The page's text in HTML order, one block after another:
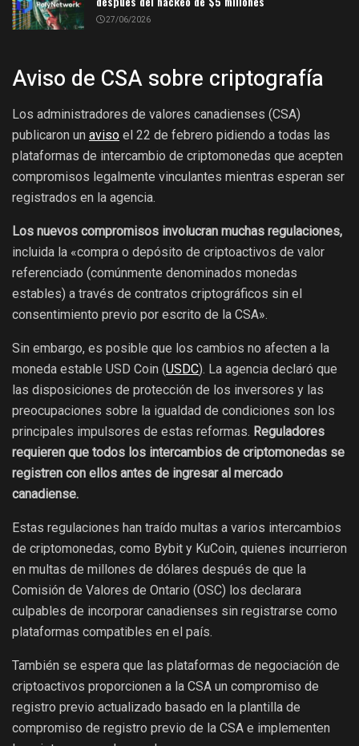
27/06/2026
Aviso de CSA sobre criptografía
Los administradores de valores canadienses (CSA)
publicaron un aviso el 22 de febrero pidiendo a todas las
plataformas de intercambio de criptomonedas que acepten
compromisos legalmente vinculantes mientras esperan ser
registrados en la agencia.
Los nuevos compromisos involucran muchas regulaciones,
incluida la «compra o depósito de criptoactivos de valor
referenciado (comúnmente denominados monedas
estables) a través de contratos criptográficos sin el
consentimiento previo por escrito de la CSA».
Sin embargo, es posible que los cambios no afecten a la
moneda estable USD Coin (USDC). La agencia declaró que
las disposiciones de protección de los inversores y las
preocupaciones sobre la igualdad de condiciones son los
principales impulsores de estas reformas. Reguladores
requieren que todos los intercambios de criptomonedas se
registren con ellos antes de ingresar al mercado
canadiense.
Estas regulaciones han traído multas a varios intercambios
de criptomonedas, como Bybit y KuCoin, quienes incurrieron
en multas de millones de dólares después de que la
Comisión de Valores de Ontario (OSC) los declarara
culpables de incorporar canadienses sin registrarse como
plataformas compatibles en el país.
También se espera que las plataformas de negociación de
criptoactivos proporcionen a la CSA un compromiso de
registro previo actualizado basado en la plantilla de
compromiso de registro previo de la CSA e implementen